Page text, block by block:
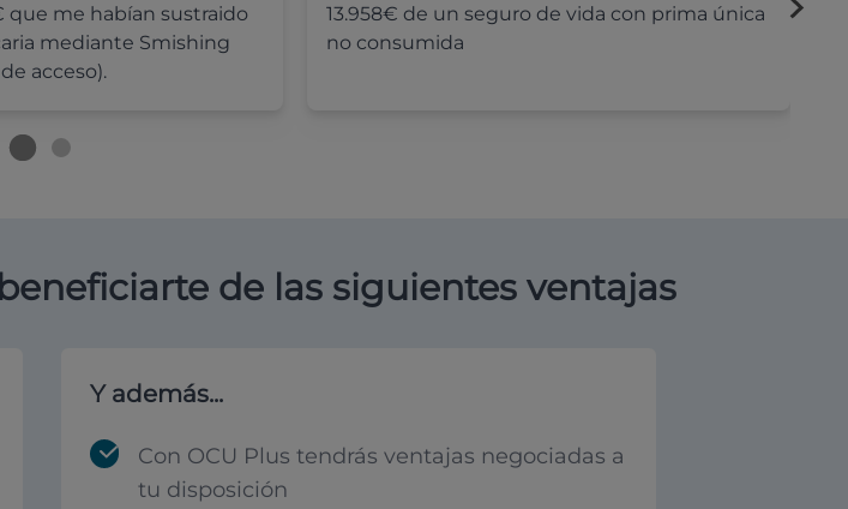
que me habían sustraido
mediante Smishing
acceso).
13.958€ de un seguro de vida con prima única
no consumida
de las siguientes ventajas
Y además...
Con OCU Plus tendrás ventajas negociadas a
tu disposición